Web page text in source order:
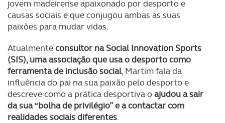
jovem madeirense apaixonado por desporto e
causas sociais e que conjugou ambas as suas
paixões para mudar vidas.
Atualmenteconsultor na Social Innovation Sports
(SIS), uma associação que usa o desporto como
ferramenta de inclusão social, Martim fala da
influência do pai na sua paixão pelo desporto e
descreve como a prática desportiva oajudou a sair
da sua “bolha de privilégio” e a contactar com
realidades sociais diferentes.